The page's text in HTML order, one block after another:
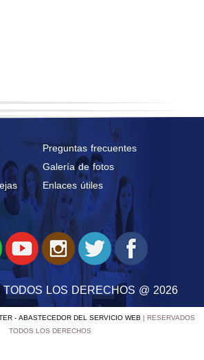
Preguntas frecuentes
Galería de fotos
Enlaces útiles
LOS DERECHOS @ 2026
- ABASTECEDOR DEL SERVICIO WEB | RESERVADOS
TODOS LOS DERECHOS